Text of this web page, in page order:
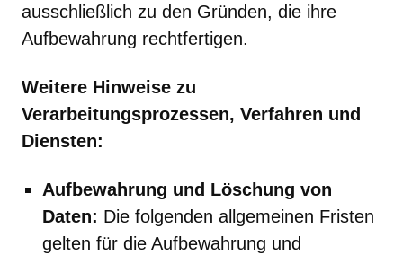
ausschließlich zu den Gründen, die ihre
Aufbewahrung rechtfertigen.
Weitere Hinweise zu
Verarbeitungsprozessen, Verfahren und
Diensten:
Aufbewahrung und Löschung von
Daten: Die folgenden allgemeinen Fristen
gelten für die Aufbewahrung und